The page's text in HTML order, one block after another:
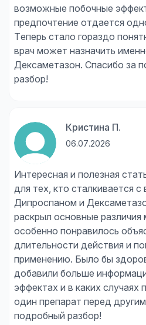
возможные побочные
предпочтение отдается
Теперь стало гораздо
врач может назначить
Дексаметазон. Спасибо за
разбор!
Кристина П.
06.07.2026
Интересная и полезная
для тех, кто сталкивается
Дипроспаном и
раскрыл основные
особенно понравилось
длительности действия и
применению. Было бы
добавили больше
эффектах и в каких случаях
один препарат перед
подробный разбор!